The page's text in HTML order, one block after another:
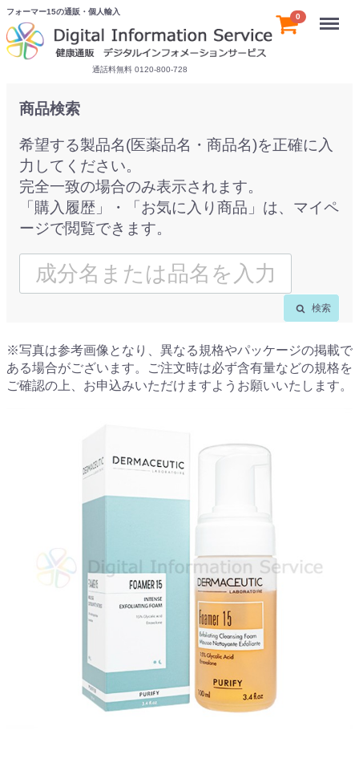
フォーマー15の通販・個人輸入
通話料無料 0120-800-728
0 Menu
商品検索
希望する製品名(医薬品名・商品名)を正確に入
力してください。
完全一致の場合のみ表示されます。
「購入履歴」・「お気に入り商品」は、マイペ
ージで閲覧できます。
検索
※写真は参考画像となり、異なる規格やパッケージの掲載で
ある場合がございます。ご注文時は必ず含有量などの規格を
ご確認の上、お申込みいただけますようお願いいたします。